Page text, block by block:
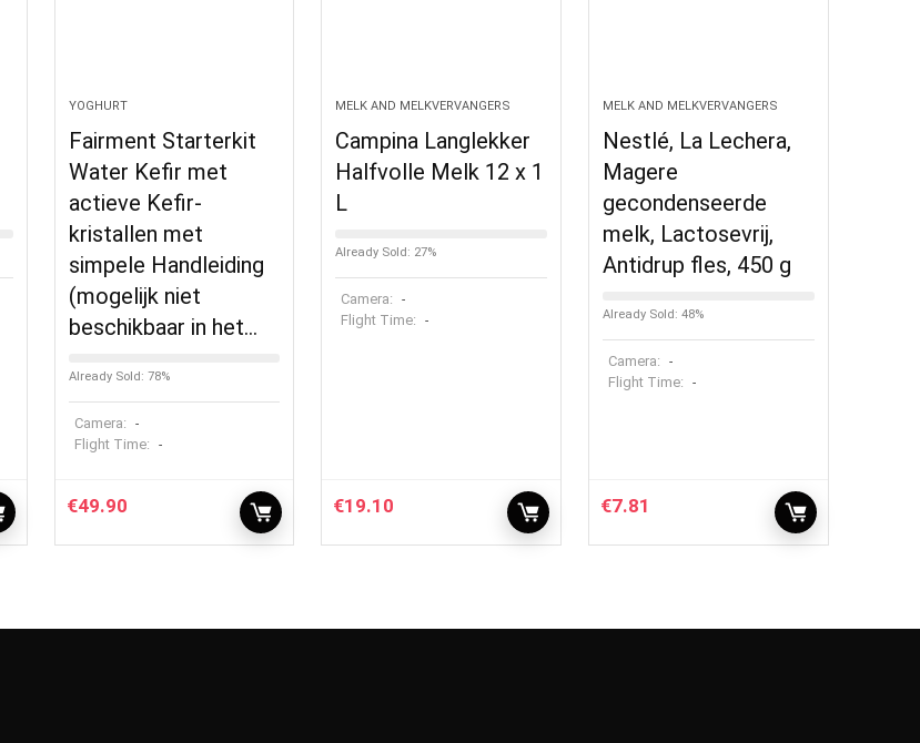
YOGHURT
Fairment Starterkit
Water Kefir met
actieve Kefir-
kristallen met
simpele Handleiding
(mogelijk niet
beschikbaar in het…
Already Sold: 78%
Camera: -
Flight Time: -
€49.90
MELK AND MELKVERVANGERS
Campina Langlekker
Halfvolle Melk 12 x 1
L
Already Sold: 27%
Camera: -
Flight Time: -
€19.10
MELK AND MELKVERVANGERS
Nestlé, La Lechera,
Magere
gecondenseerde
melk, Lactosevrij,
Antidrup fles, 450 g
Already Sold: 48%
Camera: -
Flight Time: -
€7.81